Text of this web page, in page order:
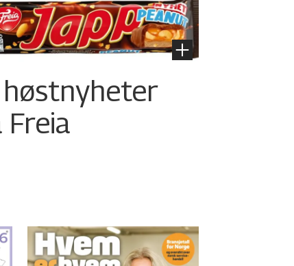
høstnyheter